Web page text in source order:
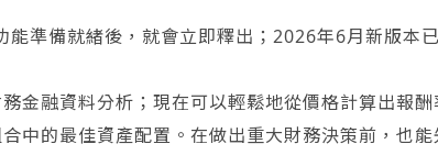
準備就緒後，就會立即釋出；2026年6月新版本
金融資料分析；現在可以輕鬆地從價格計算出報
中的最佳資產配置。在做出重大財務決策前，也